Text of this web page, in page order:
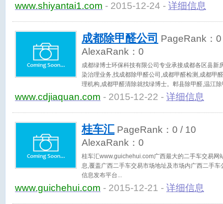
www.shiyantai1.com - 2015-12-24 - 详细信息
成都除甲醛公司 PageRank： 0
AlexaRank： 0
成都绿博士环保科技有限公司专业承接成都各区县新
染治理业务,找成都除甲醛公司,成都甲醛检测,成都甲
理机构,成都甲醛清除就找绿博士。郫县除甲醛,温江
除甲醛,双流除甲醛,金堂除甲醛检测就找绿博士。
www.cdjiaquan.com - 2015-12-22 - 详细信息
桂车汇PageRank： 0 / 10
AlexaRank： 0
桂车汇www.guichehui.com广西最大的二手车交易网
息,覆盖广西二手车交易市场地址及市场内广西二手
信息发布平台
www.guichehui.com - 2015-12-21 - 详细信息